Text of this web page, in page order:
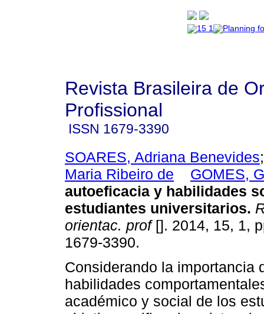
Revista Brasileira de
Profissional
ISSN 1679-3390
SOARES, Adriana Benevides
Maria Ribeiro de
GOMES,
autoeficacia y habilidades
estudiantes universitarios.
orientac. prof[]. 2014, 15, 1,
1679-3390.
Considerando la importancia
habilidades
académico y social de los